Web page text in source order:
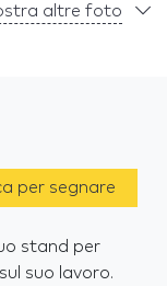
altre foto
per segnare
stand per
suo lavoro.